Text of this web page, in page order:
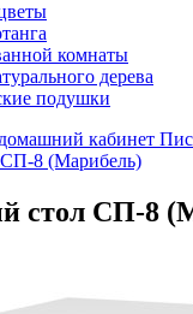
комнаты
дерева
подушки
кабинет
8 (Марибель)
стол СП-8